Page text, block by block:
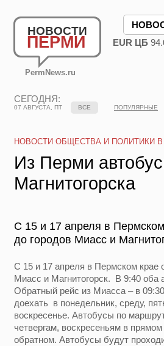
НОВОСТИ
ПЕРМИ
PermNews.ru
EUR ЦБ
СЕГОДНЯ:
07 АВГУСТА, ПТ ВСЕ ПОПУЛЯРНЫЕ
НОВОСТИ ОБЩЕСТВА И ПОЛИТИКИ
Из Перми
Магнитогорска
С 15 и 17 апреля в
до городов Миасс и
С 15 и 17 апреля в Пермском крае
Миасс и Магнитогорск. В 9:40 оба
Обратный рейс из Миасса – в
доехать в понедельник, среду,
воскресенье. Автобусы по
четвергам, воскресеньям в
обратном. Автобусы будут